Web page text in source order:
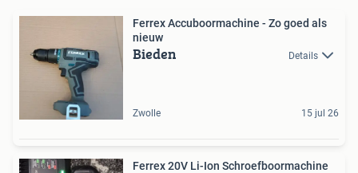
Ferrex Accuboormachine - Zo goed als
nieuw
Bieden Details
Zwolle 15 jul 26
Ferrex 20V Li-Ion Schroefboormachine